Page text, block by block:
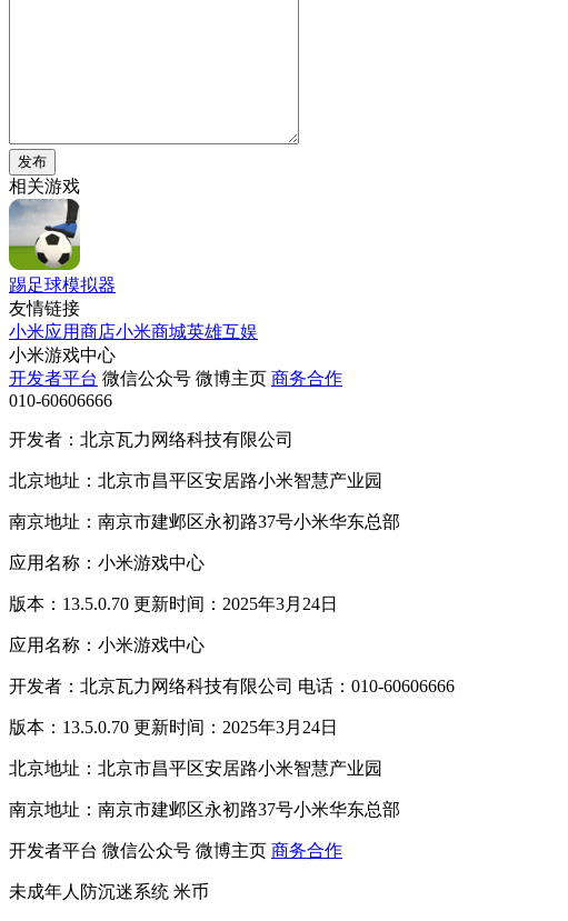
发布
相关游戏
踢足球模拟器
友情链接
小米应用商店小米商城英雄互娱
小米游戏中心
开发者平台 微信公众号 微博主页 商务合作
010-60606666
开发者：北京瓦力网络科技有限公司
北京地址：北京市昌平区安居路小米智慧产业园
南京地址：南京市建邺区永初路37号小米华东总部
应用名称：小米游戏中心
版本：13.5.0.70 更新时间：2025年3月24日
应用名称：小米游戏中心
开发者：北京瓦力网络科技有限公司 电话：010-60606666
版本：13.5.0.70 更新时间：2025年3月24日
北京地址：北京市昌平区安居路小米智慧产业园
南京地址：南京市建邺区永初路37号小米华东总部
开发者平台 微信公众号 微博主页 商务合作
未成年人防沉迷系统 米币